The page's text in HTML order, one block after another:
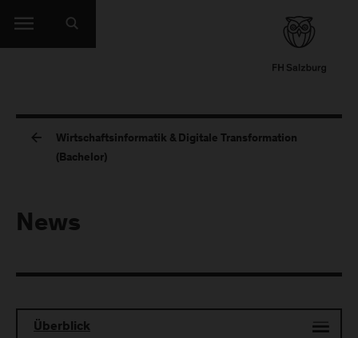
Wirtschaftsinformatik & Digitale Transformation
(Bachelor)
News
Überblick